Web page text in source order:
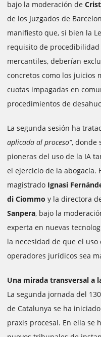
bajo la moderación de
de los Juzgados de
manifiesto que, si bien la
requisito de
mercantiles, deberían
concretos como los juicios
cuotas impagadas en
procedimientos de
La segunda sesión ha
aplicada al proceso”, donde
pioneras del uso de la IA
el ejercicio de la abogacía.
magistrado Ignasi
di Ciommo y la directora
Sanpera, bajo la
experta en nuevas
la necesidad de que el
operadores jurídicos sea
Una mirada transversal a
La segunda jornada del
de Catalunya se ha
praxis procesal. En ella se